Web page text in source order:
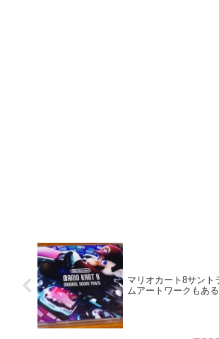
マリオカート8サント
ムアートワークもある